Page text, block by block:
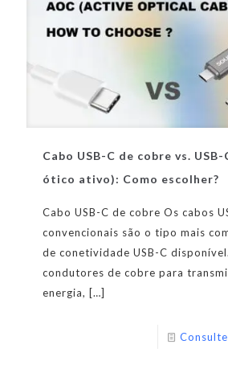
Cabo USB-C de cobre vs. USB-
ótico ativo): Como escolher?
Cabo USB-C de cobre Os cabos
convencionais são o tipo mais
de conetividade USB-C
condutores de cobre para
energia, […]